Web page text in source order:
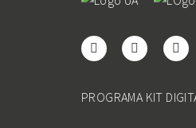
PROGRAMA KIT